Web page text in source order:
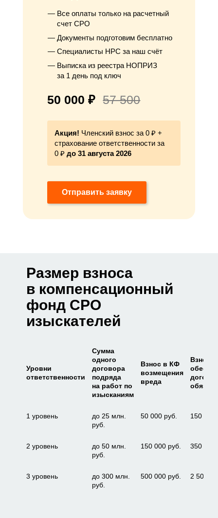
Все оплаты только на расчетный
счет СРО
Документы подготовим бесплатно
Специалисты НРС за наш счёт
Выписка из реестра НОПРИЗ
за 1 день под ключ
50 000 ₽ 57 500
Акция! Членский взнос за 0 ₽ +
страхование ответственности за
0 ₽до 31 августа 2026
Отправить заявку
Размер взноса
в компенсационный
фонд СРО
изыскателей
Уровни
ответственности
Сумма
одного
договора
подряда
на работ по
изысканиям
Взнос в КФ
возмещения
вреда
Взнос
1 уровень
до 25 млн.
руб.
50 000 руб. 150 000
2 уровень
до 50 млн.
руб.
150 000 руб. 350 000
3 уровень
до 300 млн.
руб.
500 000 руб. 2 500